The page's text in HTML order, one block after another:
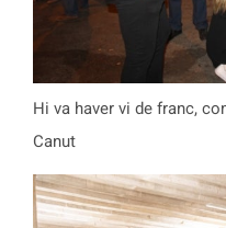
Hi va haver vi de franc,
Canut